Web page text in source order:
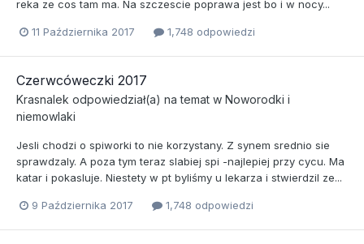
reka ze cos tam ma. Na szczescie poprawa jest bo i w nocy...
11 Października 2017 1,748 odpowiedzi
Czerwcóweczki 2017
Krasnalek odpowiedział(a) na temat w Noworodki i
niemowlaki
Jesli chodzi o spiworki to nie korzystany. Z synem srednio sie
sprawdzaly. A poza tym teraz slabiej spi -najlepiej przy cycu. Ma
katar i pokasluje. Niestety w pt byliśmy u lekarza i stwierdzil ze...
9 Października 2017 1,748 odpowiedzi